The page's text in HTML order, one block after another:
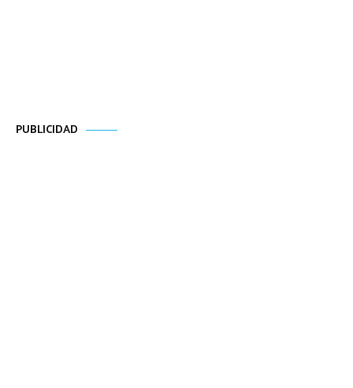
PUBLICIDAD